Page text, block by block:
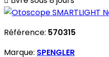
Référence: 570315
Marque: SPENGLER